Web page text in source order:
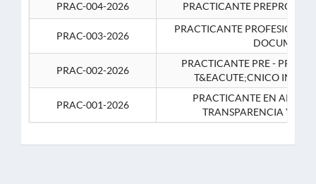
PRAC-004-2026
PRACTICANTE
PRAC-003-2026
PRACTICANTE
PRAC-002-2026
PRACTICANTE PRE -
T&EACUTE;CNICO
PRAC-001-2026
PRACTICANTE EN APOYO
TRANSPARENCIA Y